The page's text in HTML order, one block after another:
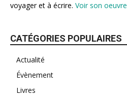
voyager et à écrire. Voir son oeuvre
CATÉGORIES POPULAIRES
Actualité
Évènement
Livres